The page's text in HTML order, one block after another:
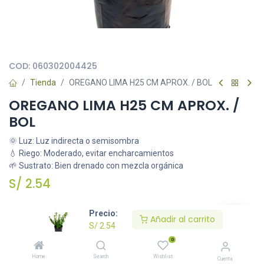
Precio:
S/ 2.54
Añadir al carrito
Home Search
0
Wishlist Cuenta
COD: 060302004425
Tienda OREGANO LIMA H25 CM APROX. / BOL
OREGANO LIMA H25 CM APROX. /
BOL
🌞 Luz: Luz indirecta o semisombra
💧 Riego: Moderado, evitar encharcamientos
🌱 Sustrato: Bien drenado con mezcla orgánica
S/ 2.54
Añadir al carrito
Agregar a la lista de deseos